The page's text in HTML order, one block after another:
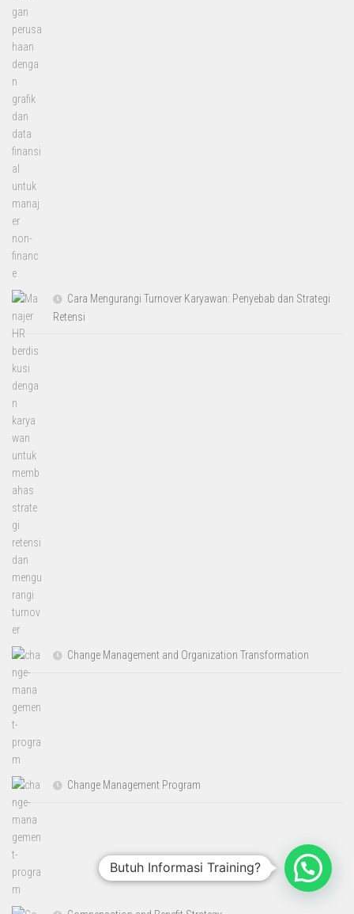
Cara Mengurangi Turnover Karyawan: Penyebab dan Strategi
Retensi
Change Management and Organization Transformation
Change Management Program
Butuh Informasi Training?